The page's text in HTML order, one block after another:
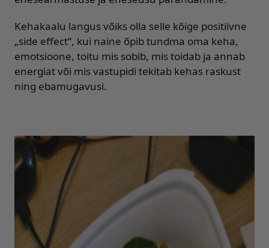
Kehakaalu langus võiks olla selle kõige positiivne
„side effect“, kui naine õpib tundma oma keha,
emotsioone, toitu mis sobib, mis toidab ja annab
energiat või mis vastupidi tekitab kehas raskust
ning ebamugavusi.